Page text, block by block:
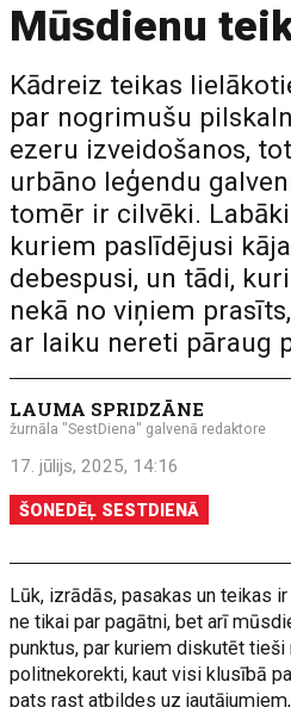
Mūsdienu
Kādreiz teikas
par nogrimušu
ezeru izveidošanos,
urbāno leģendu
tomēr ir cilvēki.
kuriem paslīdējusi
debespusi, un tādi,
nekā no viņiem
ar laiku nereti pāraug
LAUMA SPRIDZĀNE
žurnāla "SestDiena" galvenā redaktore
17. jūlijs, 2025, 14:16
ŠONEDĒĻ SESTDIENĀ
Lūk, izrādās, pasakas un teikas
ne tikai par pagātni, bet arī
punktus, par kuriem diskutēt tieši
politnekorekti, kaut visi klusībā
pats rast atbildes uz